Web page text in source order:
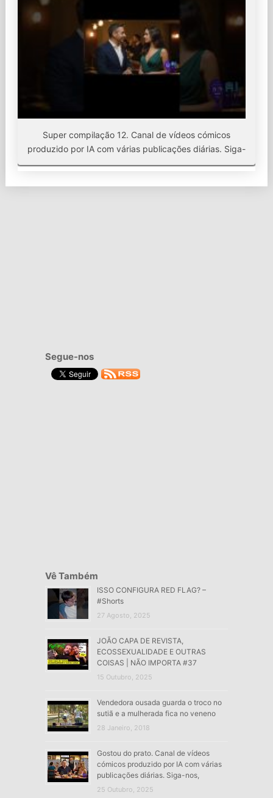
Super compilação 12. Canal de vídeos cómicos
produzido por IA com várias publicações diárias. Siga-
Segue-nos
Vê Também
ISSO CONFIGURA RED FLAG? –
#Shorts
27 Agosto, 2025
JOÃO CAPA DE REVISTA,
ECOSSEXUALIDADE E OUTRAS
COISAS | NÃO IMPORTA #37
15 Outubro, 2025
Vendedora ousada guarda o troco no
sutiã e a mulherada fica no veneno
28 Janeiro, 2018
Gostou do prato. Canal de vídeos
cómicos produzido por IA com várias
publicações diárias. Siga-nos,
25 Outubro, 2025